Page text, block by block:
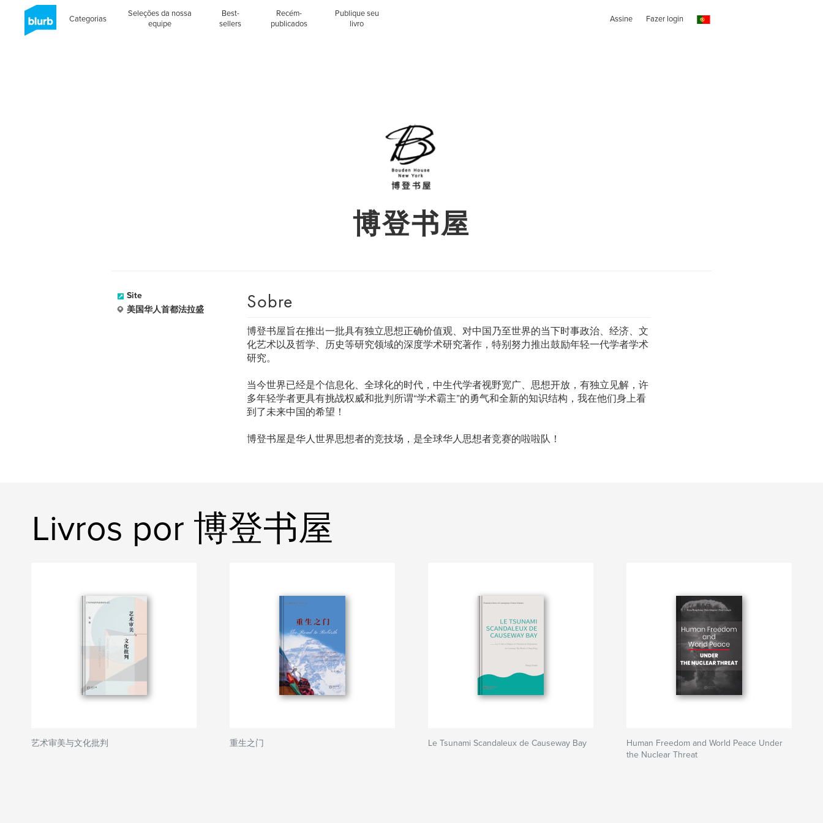
Categorias
Seleções da nossa
equipe
Best-
sellers
Recém-
publicados
Publique seu
livro
Assine Fazer login
博登书屋
Site
美国华人首都法拉盛
Sobre
博登书屋旨在推出一批具有独立思想正确价值观、对中国乃至世界的当下时事政治、经济、文
化艺术以及哲学、历史等研究领域的深度学术研究著作，特别努力推出鼓励年轻一代学者学术
研究。
当今世界已经是个信息化、全球化的时代，中生代学者视野宽广、思想开放，有独立见解，许
多年轻学者更具有挑战权威和批判所谓“学术霸主”的勇气和全新的知识结构，我在他们身上看
到了未来中国的希望！
博登书屋是华人世界思想者的竞技场，是全球华人思想者竞赛的啦啦队！
Livros por 博登书屋
艺术审美与文化批判 重生之门 Le Tsunami Scandaleux de Causeway Bay
Human Freedom and World Peace Under
the Nuclear Threat